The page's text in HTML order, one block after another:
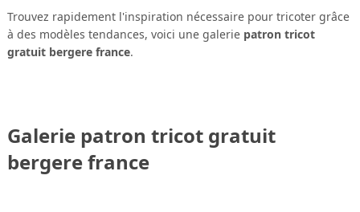
Trouvez rapidement l'inspiration nécessaire pour tricoter grâce
à des modèles tendances, voici une galerie patron tricot
gratuit bergere france.
Galerie patron tricot gratuit
bergere france